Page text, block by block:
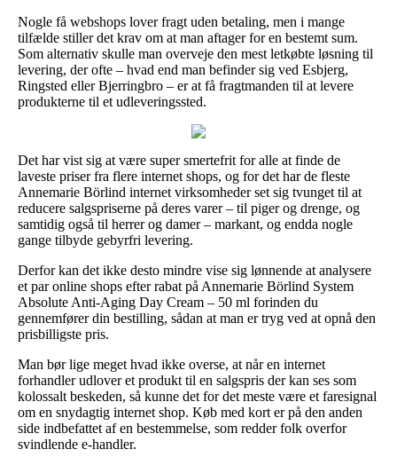
Nogle få webshops lover fragt uden betaling, men i mange
tilfælde stiller det krav om at man aftager for en bestemt sum.
Som alternativ skulle man overveje den mest letkøbte løsning til
levering, der ofte – hvad end man befinder sig ved Esbjerg,
Ringsted eller Bjerringbro – er at få fragtmanden til at levere
produkterne til et udleveringssted.
Det har vist sig at være super smertefrit for alle at finde de
laveste priser fra flere internet shops, og for det har de fleste
Annemarie Börlind internet virksomheder set sig tvunget til at
reducere salgspriserne på deres varer – til piger og drenge, og
samtidig også til herrer og damer – markant, og endda nogle
gange tilbyde gebyrfri levering.
Derfor kan det ikke desto mindre vise sig lønnende at analysere
et par online shops efter rabat på Annemarie Börlind System
Absolute Anti-Aging Day Cream – 50 ml forinden du
gennemfører din bestilling, sådan at man er tryg ved at opnå den
prisbilligste pris.
Man bør lige meget hvad ikke overse, at når en internet
forhandler udlover et produkt til en salgspris der kan ses som
kolossalt beskeden, så kunne det for det meste være et faresignal
om en snydagtig internet shop. Køb med kort er på den anden
side indbefattet af en bestemmelse, som redder folk overfor
svindlende e-handler.